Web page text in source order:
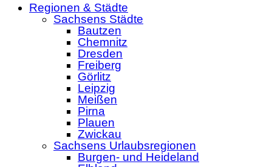
Regionen & Städte
Sachsens Städte
Bautzen
Chemnitz
Dresden
Freiberg
Görlitz
Leipzig
Meißen
Pirna
Plauen
Zwickau
Sachsens Urlaubsregionen
Burgen- und Heideland